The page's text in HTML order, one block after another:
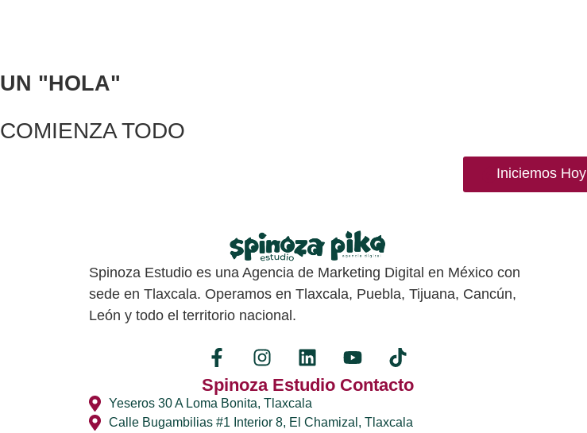
UN "HOLA"
COMIENZA TODO
Iniciemos Hoy
Spinoza Estudio es una Agencia de Marketing Digital en México con
sede en Tlaxcala. Operamos en Tlaxcala, Puebla, Tijuana, Cancún,
León y todo el territorio nacional.
Spinoza Estudio Contacto
Yeseros 30 A Loma Bonita, Tlaxcala
Calle Bugambilias #1 Interior 8, El Chamizal, Tlaxcala